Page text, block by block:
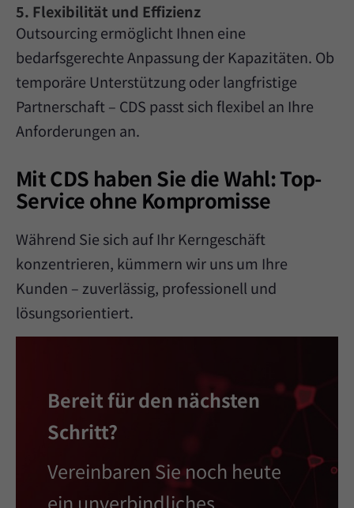
5. Flexibilität und Effizienz
Outsourcing ermöglicht Ihnen eine
bedarfsgerechte Anpassung der Kapazitäten. Ob
temporäre Unterstützung oder langfristige
Partnerschaft – CDS passt sich flexibel an Ihre
Anforderungen an.
Mit CDS haben Sie die Wahl: Top-
Service ohne Kompromisse
Während Sie sich auf Ihr Kerngeschäft
konzentrieren, kümmern wir uns um Ihre
Kunden – zuverlässig, professionell und
lösungsorientiert.
Bereit für den nächsten
Schritt?
Vereinbaren Sie noch heute